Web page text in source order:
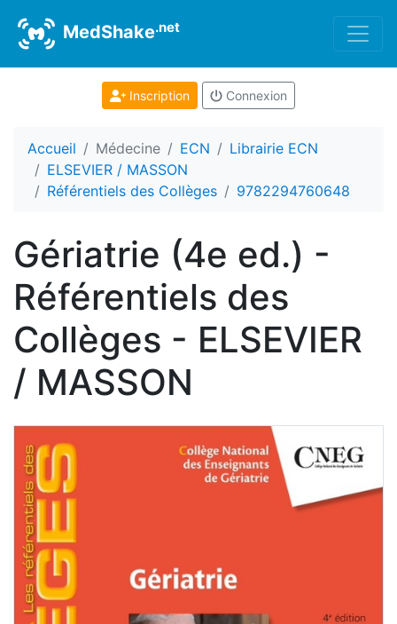
MedShake.net
Inscription Connexion
Accueil Médecine ECN
Librairie ECN
ELSEVIER / MASSON
Référentiels des Collèges
9782294760648
Gériatrie (4e ed.) -
Référentiels des
Collèges - ELSEVIER
/ MASSON